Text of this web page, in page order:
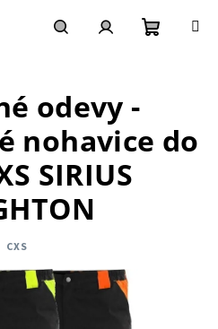
odevy -
nohavice do
SIRIUS
CXS